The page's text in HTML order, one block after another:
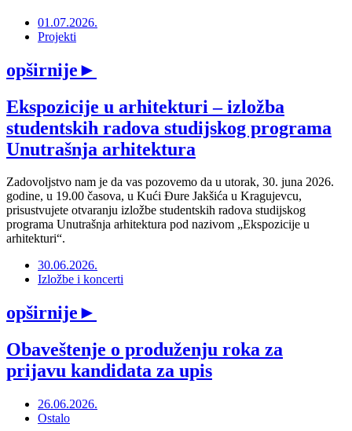
01.07.2026.
Projekti
opširnije►
Ekspozicije u arhitekturi – izložba
studentskih radova studijskog programa
Unutrašnja arhitektura
Zadovoljstvo nam je da vas pozovemo da u utorak, 30. juna 2026.
godine, u 19.00 časova, u Kući Đure Jakšića u Kragujevcu,
prisustvujete otvaranju izložbe studentskih radova studijskog
programa Unutrašnja arhitektura pod nazivom „Ekspozicije u
arhitekturi“.
30.06.2026.
Izložbe i koncerti
opširnije►
Obaveštenje o produženju roka za
prijavu kandidata za upis
26.06.2026.
Ostalo